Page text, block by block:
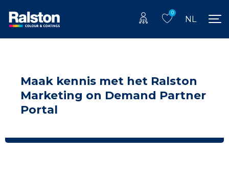
0
NL
Maak kennis met het Ralston
Marketing on Demand Partner
Portal